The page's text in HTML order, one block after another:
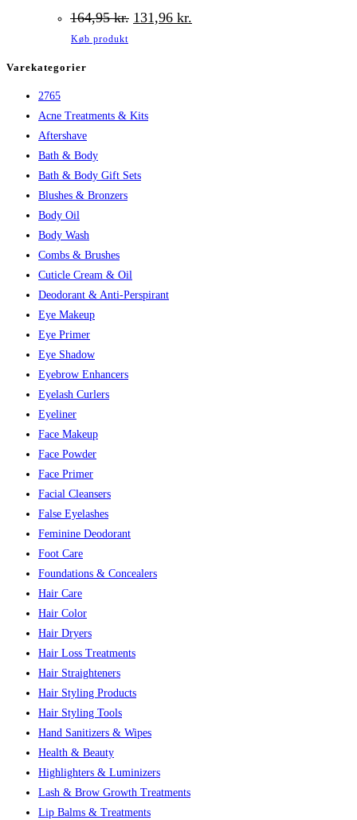
164,95kr. Den
oprindelige
131,96 kr.
aktuelle
Køb produkt
Varekategorier
2765
Acne Treatments & Kits
Aftershave
Bath & Body
Bath & Body Gift Sets
Blushes & Bronzers
Body Oil
Body Wash
Combs & Brushes
Cuticle Cream & Oil
Deodorant & Anti-Perspirant
Eye Makeup
Eye Primer
Eye Shadow
Eyebrow Enhancers
Eyelash Curlers
Eyeliner
Face Makeup
Face Powder
Face Primer
Facial Cleansers
False Eyelashes
Feminine Deodorant
Foot Care
Foundations & Concealers
Hair Care
Hair Color
Hair Dryers
Hair Loss Treatments
Hair Straighteners
Hair Styling Products
Hair Styling Tools
Hand Sanitizers & Wipes
Health & Beauty
Highlighters & Luminizers
Lash & Brow Growth Treatments
Lip Balms & Treatments